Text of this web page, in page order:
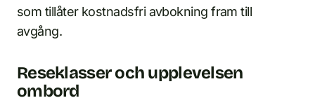
som tillåter kostnadsfri avbokning fram till
avgång.
Reseklasser och upplevelsen
ombord